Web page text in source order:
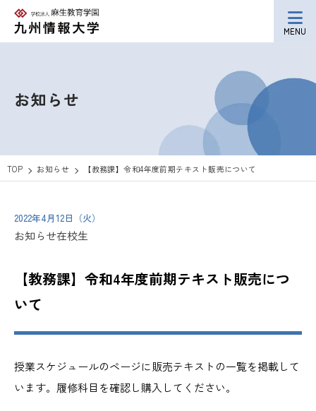
MENU
お知らせ
TOP お知らせ 【教務課】令和4年度前期テキスト販売について
2022年4月12日（火）
お知らせ在校生
【教務課】令和4年度前期テキスト販売につ
いて
授業スケジュールのページに販売テキストの一覧を掲載して
います。履修科目を確認し購入してください。